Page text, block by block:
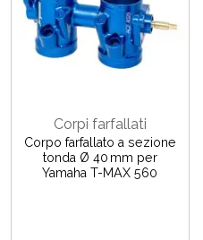
Corpi farfallati
Corpo farfallato a sezione
tonda Ø 40 mm per
Yamaha T-MAX 560